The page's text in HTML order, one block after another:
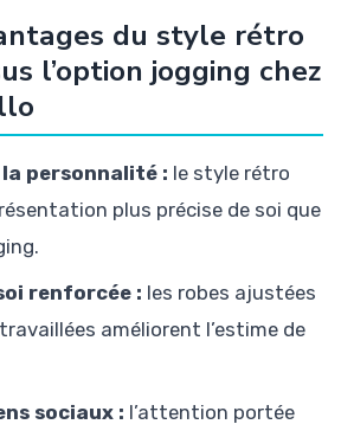
du style rétro
l’option jogging chez
la personnalité : le style rétro
plus précise de soi que
renforcée : les robes ajustées
améliorent l’estime de
sociaux : l’attention portée